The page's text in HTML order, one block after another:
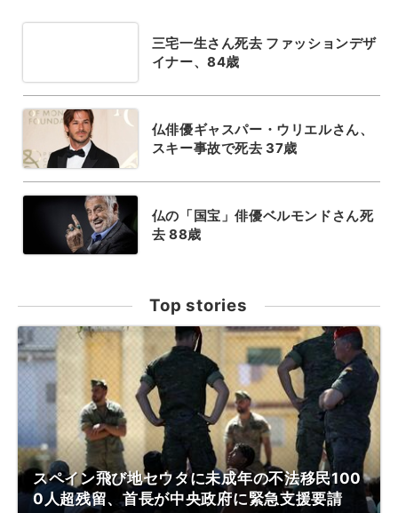
三宅一生さん死去 ファッションデザ
イナー、84歳
仏俳優ギャスパー・ウリエルさん、
スキー事故で死去 37歳
仏の「国宝」俳優ベルモンドさん死
去 88歳
Top stories
スペイン飛び地セウタに未成年の不法移民100
0人超残留、首長が中央政府に緊急支援要請